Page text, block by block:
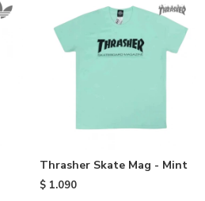
Thrasher Skate Mag - Mint
$ 1.090